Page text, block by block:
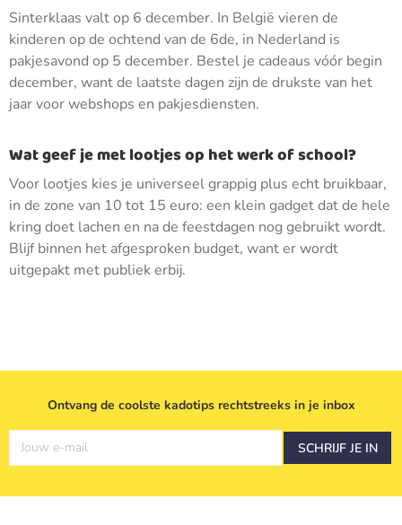
Sinterklaas valt op 6 december. In België vieren de
kinderen op de ochtend van de 6de, in Nederland is
pakjesavond op 5 december. Bestel je cadeaus vóór begin
december, want de laatste dagen zijn de drukste van het
jaar voor webshops en pakjesdiensten.
Wat geef je met lootjes op het werk of school?
Voor lootjes kies je universeel grappig plus echt bruikbaar,
in de zone van 10 tot 15 euro: een klein gadget dat de hele
kring doet lachen en na de feestdagen nog gebruikt wordt.
Blijf binnen het afgesproken budget, want er wordt
uitgepakt met publiek erbij.
Ontvang de coolste kadotips rechtstreeks in je inbox
Jouw e-mail SCHRIJF JE IN